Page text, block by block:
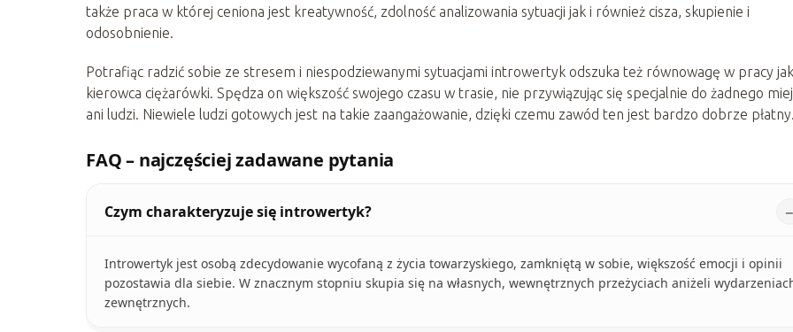
także praca w której ceniona jest kreatywność, zdolność analizowania sytuacji jak i również cisza, skupienie i
odosobnienie.
Potrafiąc radzić sobie ze stresem i niespodziewanymi sytuacjami introwertyk odszuka też równowagę w pracy
kierowca ciężarówki. Spędza on większość swojego czasu w trasie, nie przywiązując się specjalnie do żadnego
ani ludzi. Niewiele ludzi gotowych jest na takie zaangażowanie, dzięki czemu zawód ten jest bardzo dobrze płatny.
FAQ – najczęściej zadawane pytania
Czym charakteryzuje się introwertyk?
Introwertyk jest osobą zdecydowanie wycofaną z życia towarzyskiego, zamkniętą w sobie, większość emocji i opinii
pozostawia dla siebie. W znacznym stopniu skupia się na własnych, wewnętrznych przeżyciach aniżeli
zewnętrznych.